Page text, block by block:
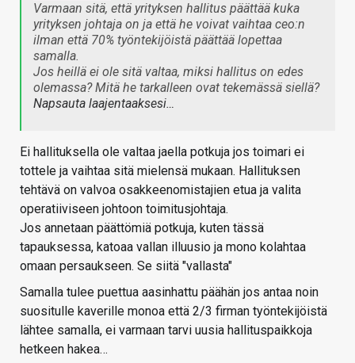
Varmaan sitä, että yrityksen hallitus päättää kuka
yrityksen johtaja on ja että he voivat vaihtaa ceo:n
ilman että 70% työntekijöistä päättää lopettaa
samalla.
Jos heillä ei ole sitä valtaa, miksi hallitus on edes
olemassa? Mitä he tarkalleen ovat tekemässä siellä?
Napsauta laajentaaksesi…
Ei hallituksella ole valtaa jaella potkuja jos toimari ei
tottele ja vaihtaa sitä mielensä mukaan. Hallituksen
tehtävä on valvoa osakkeenomistajien etua ja valita
operatiiviseen johtoon toimitusjohtaja.
Jos annetaan päättömiä potkuja, kuten tässä
tapauksessa, katoaa vallan illuusio ja mono kolahtaa
omaan persaukseen. Se siitä "vallasta"
Samalla tulee puettua aasinhattu päähän jos antaa noin
suositulle kaverille monoa että 2/3 firman työntekijöistä
lähtee samalla, ei varmaan tarvi uusia hallituspaikkoja
hetkeen hakea…